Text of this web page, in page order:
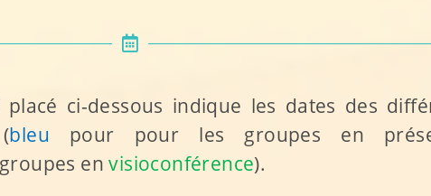
ci-dessous indique les dates des
bleu pour pour les groupes en
envisioconférence).